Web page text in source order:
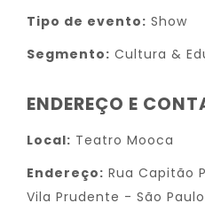
Tipo de evento: Show
Segmento: Cultura &
ENDEREÇO E
Local: Teatro Mooca
Endereço: Rua Capitão
Vila Prudente - São